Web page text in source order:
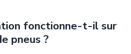
fonctionne-t-il sur
pneus ?